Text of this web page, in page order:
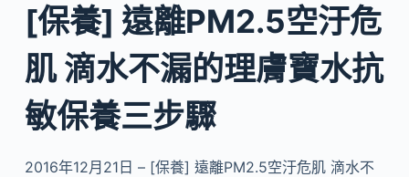
[保養] 遠離PM2.5空汙危
肌 滴水不漏的理膚寶水抗
敏保養三步驟
2016年12月21日 – [保養] 遠離PM2.5空汙危肌 滴水不